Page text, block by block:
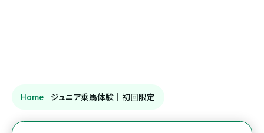
Home ジュニア乗馬体験｜初回限定